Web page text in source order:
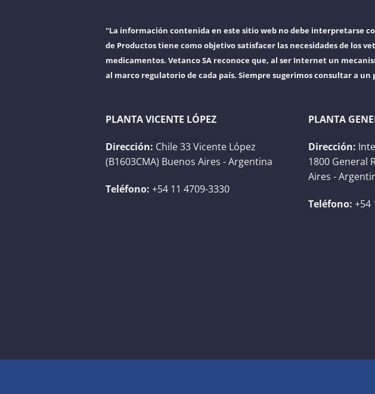
"La información contenida en este sitio web no debe interpretarse
de Productos tiene como objetivo satisfacer las necesidades de los
medicamentos. Vetanco SA reconoce que, al ser Internet un
al marco regulatorio de cada país. Siempre sugerimos consultar a
PLANTA VICENTE LÓPEZ
Dirección: Chile 33 Vicente López
(B1603CMA) Buenos Aires - Argentina
Teléfono: +54 11 4709-3330
PLANTA
Dirección:
1800 General
Aires -
Teléfono: +54